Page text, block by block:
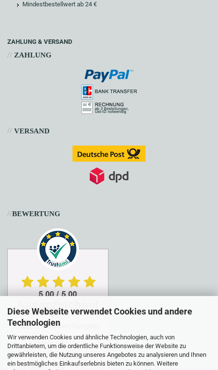
Diese Webseite verwendet Cookies und andere
Technologien
Wir verwenden Cookies und ähnliche Technologien, auch von
Drittanbietern, um die ordentliche Funktionsweise der Website zu
gewährleisten, die Nutzung unseres Angebotes zu analysieren und Ihnen
ein bestmögliches Einkaufserlebnis bieten zu können. Weitere
Mindestbestellwert ab 24 €
ZAHLUNG & VERSAND
// ZAHLUNG
// VERSAND
//BEWERTUNG